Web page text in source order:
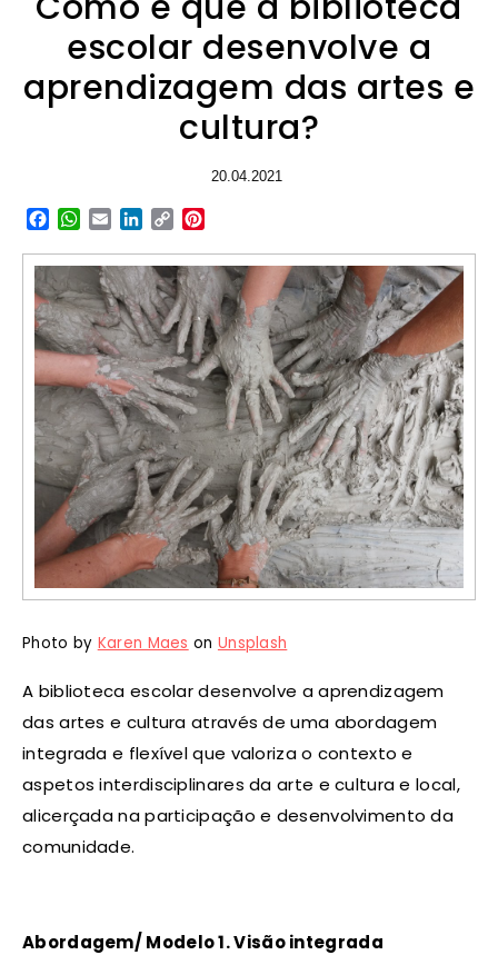
escolar desenvolve a
aprendizagem das artes e
cultura?
20.04.2021
Facebook
WhatsApp
EmailLinkedIn
Copy
Photo by Karen Maes on Unsplash
A biblioteca escolar desenvolve a aprendizagem
das artes e cultura através de uma abordagem
integrada e flexível que valoriza o contexto e
aspetos interdisciplinares da arte e cultura e local,
alicerçada na participação e desenvolvimento da
comunidade.
Abordagem/ Modelo 1. Visão integrada